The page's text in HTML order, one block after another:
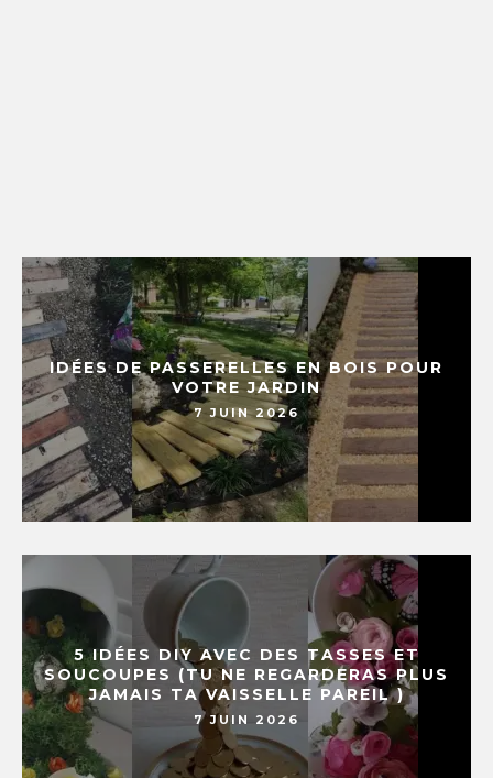
IDÉES DE PASSERELLES EN BOIS POUR
VOTRE JARDIN
7 JUIN 2026
5 IDÉES DIY AVEC DES TASSES ET
SOUCOUPES (TU NE REGARDERAS PLUS
JAMAIS TA VAISSELLE PAREIL )
7 JUIN 2026